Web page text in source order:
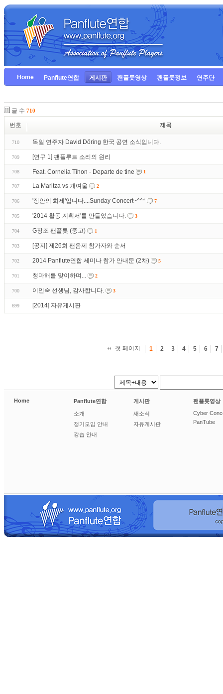
Home Panflute연합 게시판 팬플룻영상 팬플룻정보 연주단
글 수 710
번호 제목
710 독일 연주자 David Döring 한국 공연 소식입니다.
709 [연구 1] 팬플루트 소리의 원리
708 Feat. Cornelia Tihon - Departe de tine 1
707 La Maritza vs 개여울 2
706 '장안의 화제'입니다....Sunday Concert~^^* 7
705 '2014 활동 계획서'를 만들었습니다. 3
704 G장조 팬플릇 (중고) 1
703 [공지] 제26회 팬음제 참가자와 순서
702 2014 Panflute연합 세미나 참가 안내문 (2차) 5
701 청마해를 맞이하며... 2
700 이인숙 선생님, 감사합니다. 3
699 [2014] 자유게시판
첫 페이지 1 2 3 4 5 6 7
Home Panflute연합
소개
정기모임 안내
강습 안내
게시판
새소식
자유게시판
팬플룻영상
Cyber
PanTube